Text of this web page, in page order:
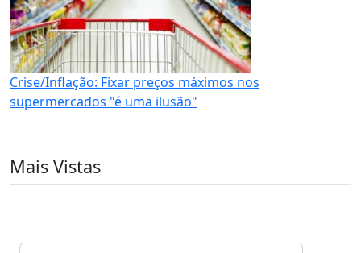
Crise/Inflação: Fixar preços máximos nos
supermercados "é uma ilusão"
Mais Vistas